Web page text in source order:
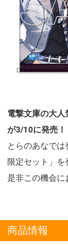
電撃文庫の大
が3/10に発売！
とらのあなで
限定セット」を
是非この機会に
商品情報